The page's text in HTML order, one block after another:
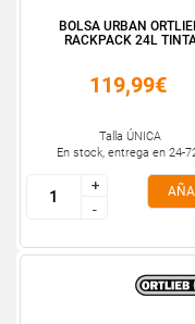
BOLSA URBAN
RACKPACK 24L
119,99€
Talla ÚNICA
En stock, entrega en 24-
+
-
+
-